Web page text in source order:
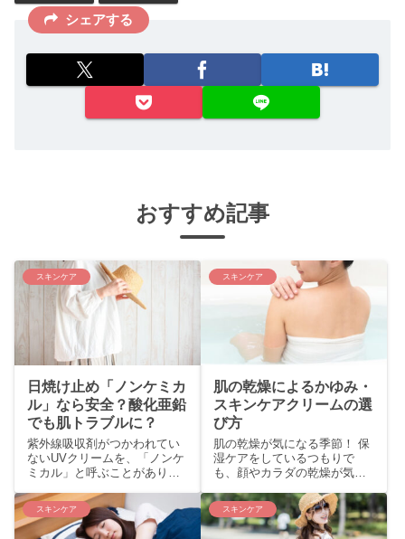
シェアする
おすすめ記事
スキンケア
日焼け止め「ノンケミカ
ル」なら安全？酸化亜鉛
でも肌トラブルに？
紫外線吸収剤がつかわれてい
ないUVクリームを、「ノンケ
ミカル」と呼ぶことがありま
線吸収剤と紫外線散乱剤の両
方、またはどちらか一方が配
合されています。紫外...
スキンケア
肌の乾燥によるかゆみ・
スキンケアクリームの選
び方
肌の乾燥が気になる季節！ 保
湿ケアをしているつもりで
も、顔やカラダの乾燥が気に
る、とのアンケート結果があ
るようです。 お肌の乾燥がす
すむと、カサカサした...
スキンケア スキンケア